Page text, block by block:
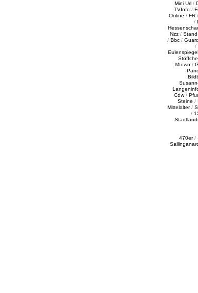
Mini Url /
TVInfo /
Online / FR /
/
Nzz /
/ Bbc /
/
Eulenspiegel
Mtown /
Cdw/
Steine /
Mittelalter/
/
470er/